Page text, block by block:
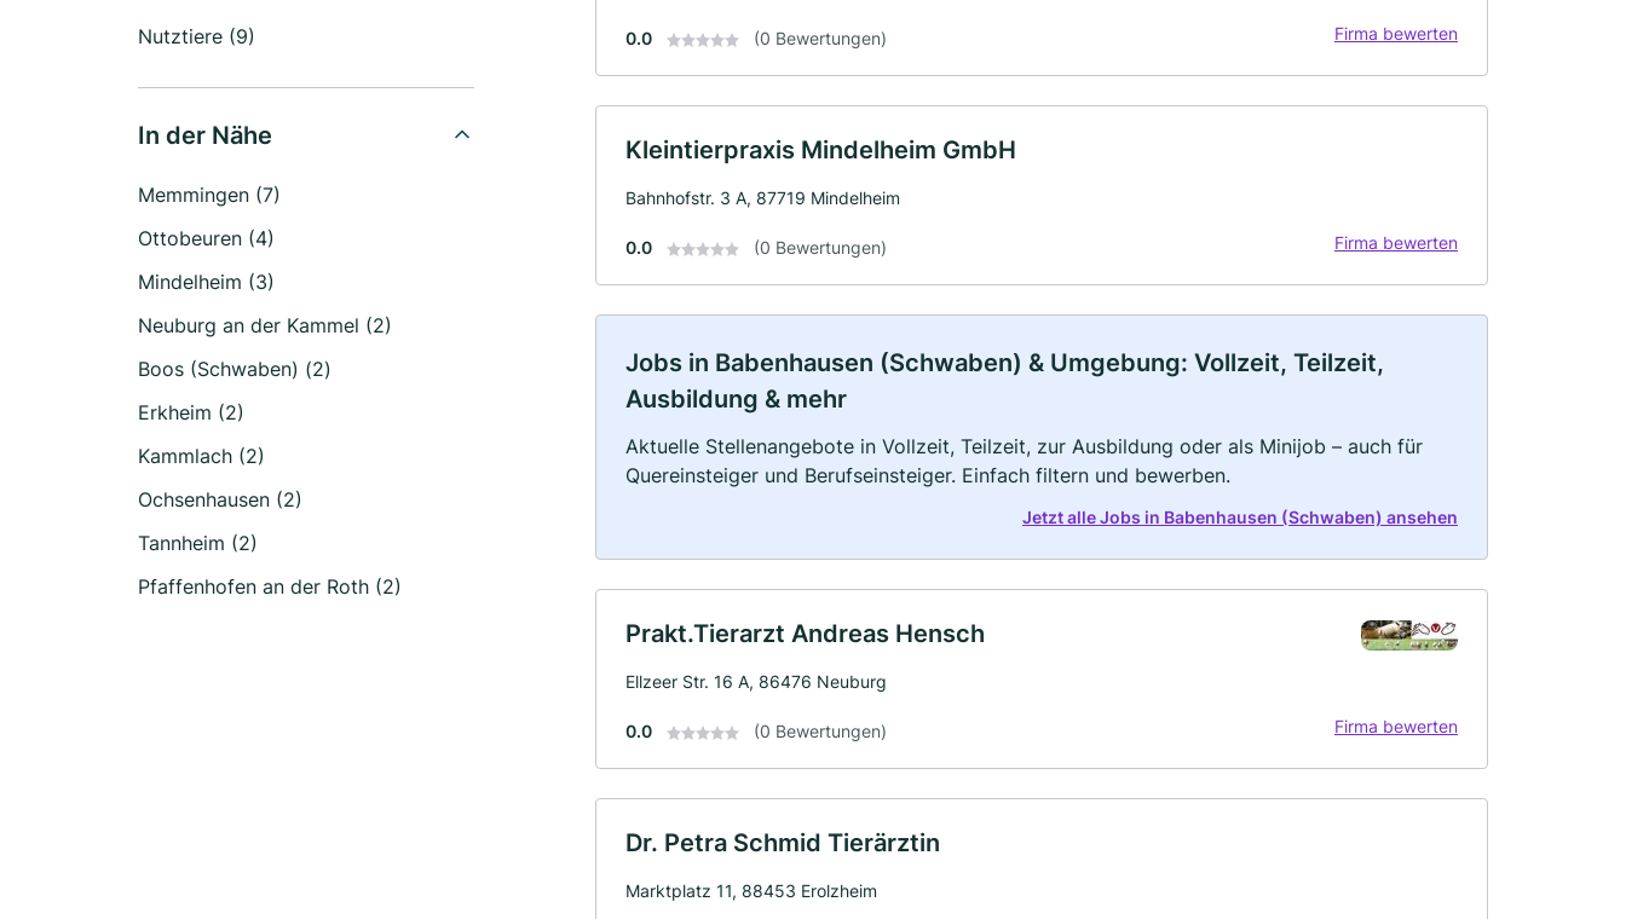
Nutztiere (9)
In der Nähe
Memmingen (7)
Ottobeuren (4)
Mindelheim (3)
Neuburg an der Kammel (2)
Boos (Schwaben) (2)
Erkheim (2)
Kammlach (2)
Ochsenhausen (2)
Tannheim (2)
Pfaffenhofen an der Roth (2)
0.0 (0 Bewertungen) Firma bewerten
Kleintierpraxis Mindelheim GmbH
Bahnhofstr. 3 A, 87719 Mindelheim
0.0 (0 Bewertungen) Firma bewerten
Jobs in Babenhausen (Schwaben) & Umgebung: Vollzeit, Teilzeit,
Ausbildung & mehr
Aktuelle Stellenangebote in Vollzeit, Teilzeit, zur Ausbildung oder als Minijob – auch für
Quereinsteiger und Berufseinsteiger. Einfach filtern und bewerben.
Jetzt alle Jobs in Babenhausen (Schwaben) ansehen
Prakt.Tierarzt Andreas Hensch
Ellzeer Str. 16 A, 86476 Neuburg
0.0 (0 Bewertungen) Firma bewerten
Dr. Petra Schmid Tierärztin
Marktplatz 11, 88453 Erolzheim